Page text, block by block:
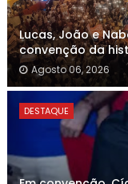
Lucas, João e
convenção da
Agosto 06, 2026
DESTAQUE